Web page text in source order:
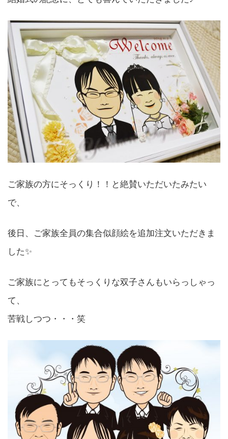
ご家族の方にそっくり！！と絶賛いただいたみたい
で、
後日、ご家族全員の集合似顔絵を追加注文いただきま
した✨
ご家族にとってもそっくりな双子さんもいらっしゃっ
て、
苦戦しつつ・・・笑